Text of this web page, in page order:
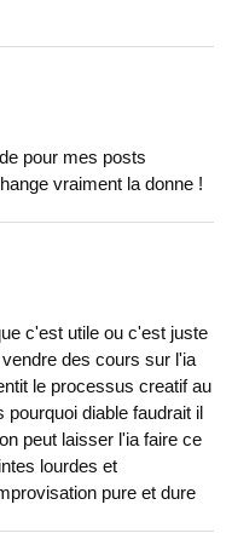
pour mes posts
vraiment la donne !
c'est utile ou c'est juste
des cours sur l'ia
le processus creatif au
pourquoi diable faudrait il
peut laisser l'ia faire ce
lourdes et
pure et dure